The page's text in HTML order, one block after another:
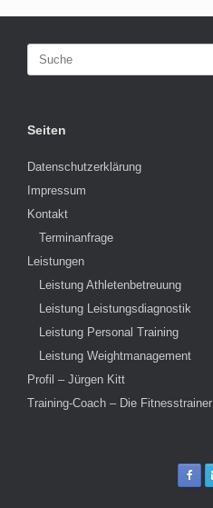
Suche
Seiten
Datenschutzerklärung
Impressum
Kontakt
Terminanfrage
Leistungen
Leistung Athletenbetreuung
Leistung Leistungsdiagnostik
Leistung Personal Training
Leistung Weightmanagement
Profil – Jürgen Kitt
Training-Coach – Die Fitnesstrainer